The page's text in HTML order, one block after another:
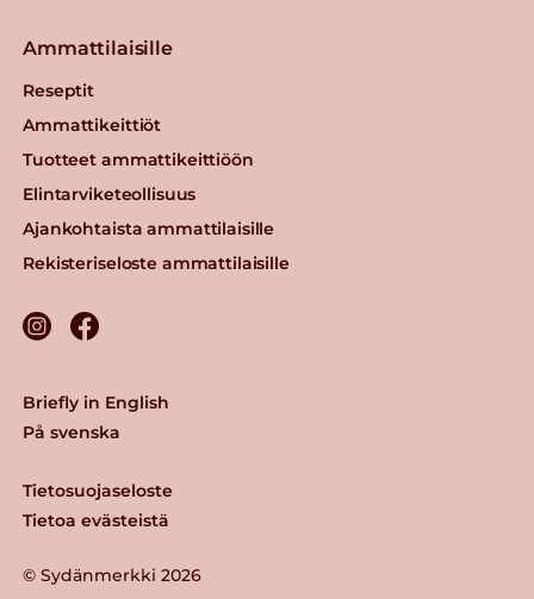
Ammattilaisille
Reseptit
Ammattikeittiöt
Tuotteet ammattikeittiöön
Elintarviketeollisuus
Ajankohtaista ammattilaisille
Rekisteriseloste ammattilaisille
© Sydänmerkki 2026
Tietosuojaseloste
Tietoa evästeistä
Briefly in English
På svenska